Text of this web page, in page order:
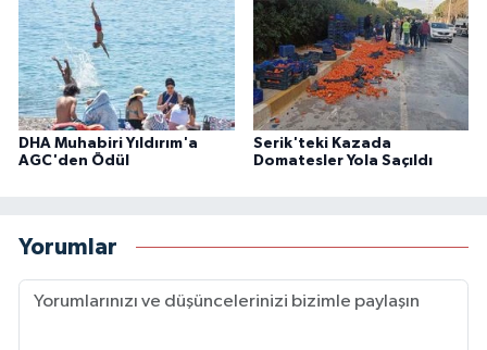
DHA Muhabiri Yıldırım'a
AGC'den Ödül
Serik'teki Kazada
Domatesler Yola Saçıldı
Yorumlar